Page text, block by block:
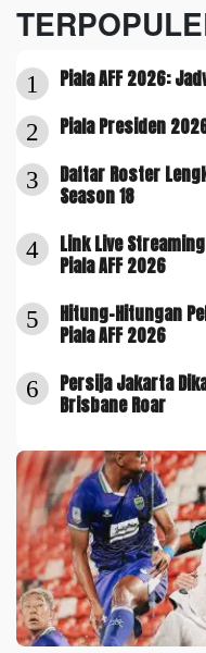
1 Piala AFF 2026:
2 Piala Presiden
3
Daftar Roster
Season 18
4
Link Live
Piala AFF 2026
5
Hitung-Hitungan
Piala AFF 2026
6
Persija Jakarta
Brisbane Roar